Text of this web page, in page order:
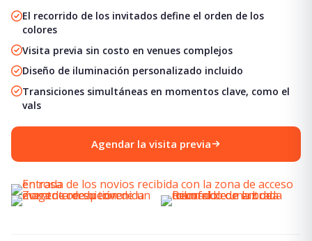
El recorrido de los invitados define el orden de los
colores
Visita previa sin costo en venues complejos
Diseño de iluminación personalizado incluido
Transiciones simultáneas en momentos clave, como el
vals
Agendar la visita previa